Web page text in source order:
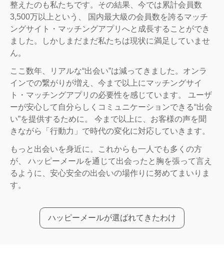
整えたのも私たちです。その結果、今では累計会員数
3,500万以上という、 国内最大級の会員数を誇るマッチ
ングサイト・マッチングアプリへと成長することができ
ました。しかしまだまだ私たちは現状に満足していませ
ん。
ここ数年、リアルな“出会い”は減ってきました。オンラ
インでの繋がりが増え、今まで以上にマッチングサイ
ト・マッチングアプリの必要性を感じています。 ユーザ
ーが安心して自分らしくコミュニケーションできる“出会
い”を提供するために。 今まで以上に、お客様の声を聞
きながら「行動力」で時代の変化に対応していきます。
もっと出会いを身近に。これからも一人でも多くの方
が、 ハッピーメールを通じて出会ったと胸を張って言え
るように、安心安全の出会いの場作りに努めてまいりま
す。
ハッピーメールが選ばれてきたわけ